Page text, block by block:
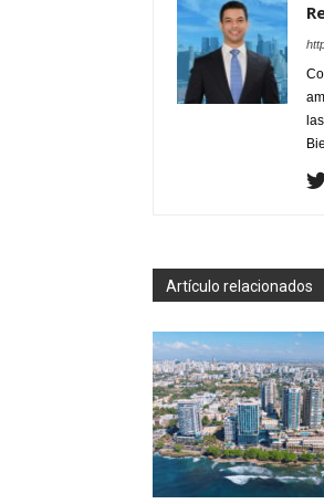
Artículo relacionados